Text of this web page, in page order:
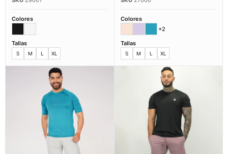
Colores
Tallas
S M L XL
Colores
+2
Tallas
S M L XL